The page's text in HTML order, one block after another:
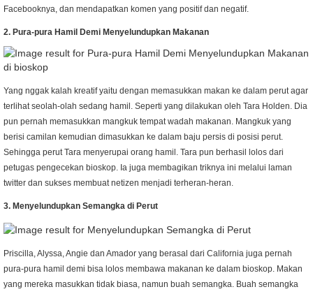
Facebooknya, dan mendapatkan komen yang positif dan negatif.
2. Pura-pura Hamil Demi Menyelundupkan Makanan
Yang nggak kalah kreatif yaitu dengan memasukkan makan ke dalam perut agar
terlihat seolah-olah sedang hamil. Seperti yang dilakukan oleh Tara Holden. Dia
pun pernah memasukkan mangkuk tempat wadah makanan. Mangkuk yang
berisi camilan kemudian dimasukkan ke dalam baju persis di posisi perut.
Sehingga perut Tara menyerupai orang hamil. Tara pun berhasil lolos dari
petugas pengecekan bioskop. Ia juga membagikan triknya ini melalui laman
twitter dan sukses membuat netizen menjadi terheran-heran.
3. Menyelundupkan Semangka di Perut
Priscilla, Alyssa, Angie dan Amador yang berasal dari California juga pernah
pura-pura hamil demi bisa lolos membawa makanan ke dalam bioskop. Makan
yang mereka masukkan tidak biasa, namun buah semangka. Buah semangka